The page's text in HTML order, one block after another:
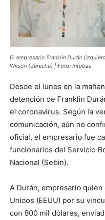
El empresario Franklin Durán
Wilson (derecha) | Foto: Infobae
Desde el lunes en la
detención de Franklin
el coronavirus. Según la
comunicación, aún no
oficial, el empresario fue
funcionarios del Servicio
Nacional (Sebin).
A Durán, empresario
Unidos (EEUU) por su
con 800 mil dólares,